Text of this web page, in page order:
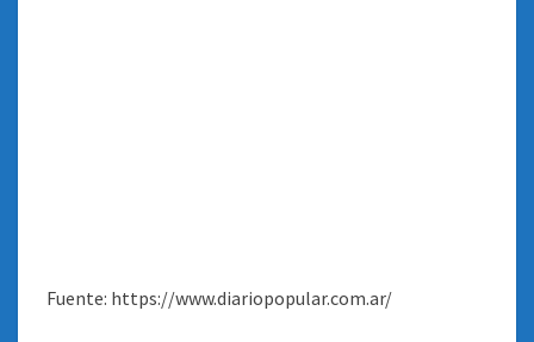
Fuente: https://www.diariopopular.com.ar/